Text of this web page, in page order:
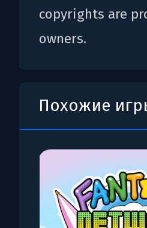
copyrights are
owners.
Похожие